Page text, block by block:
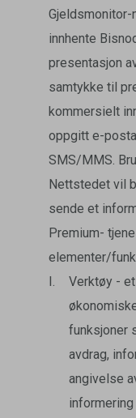
innhente
presentasjon
samtykke til
kommersielt
oppgitt e-
SMS/MMS.
Nettstedet vil
sende et
Premium-
elementer/
Verktøy -
funksjoner
avdrag,
angivelse